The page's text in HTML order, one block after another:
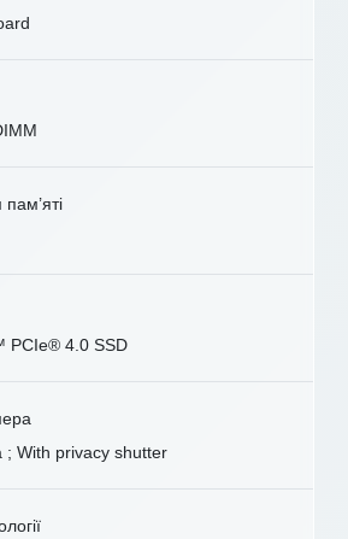
PCIe® 4.0 SSD
; With privacy shutter